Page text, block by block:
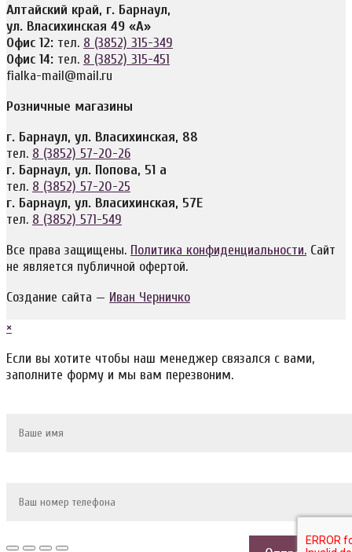
Алтайский край, г. Барнаул,
ул. Власихинская 49 «А»
Офис 12: тел. 8 (3852) 315-349
Офис 14: тел. 8 (3852) 315-451
fialka-mail@mail.ru
Розничные магазины
г. Барнаул, ул. Власихинская, 88
тел. 8 (3852) 57-20-26
г. Барнаул, ул. Попова, 51 а
тел. 8 (3852) 57-20-25
г. Барнаул, ул. Власихинская, 57Е
тел. 8 (3852) 571-549
Все права защищены. Политика конфиденциальности. Сайт
не является публичной офертой.
Создание сайта — Иван Черничко
×
Если вы хотите чтобы наш менеджер связался с вами,
заполните форму и мы вам перезвоним.